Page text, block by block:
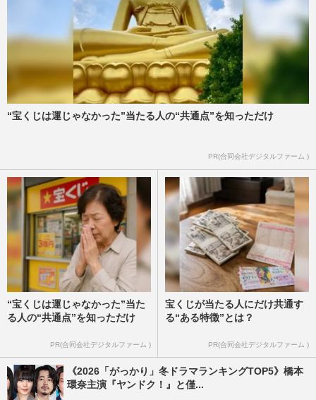
“宝くじは運じゃなかった”当たる人の“共通点”を知っただけ
PR(合同会社デジタルファーム )
“宝くじは運じゃなかった”当た
る人の“共通点”を知っただけ
PR(合同会社デジタルファーム )
宝くじが当たる人にだけ共通す
る“ある特徴”とは？
PR(合同会社デジタルファーム )
《2026「がっかり」冬ドラマランキングTOP5》橋本
環奈主演『ヤンドク！』と僅...